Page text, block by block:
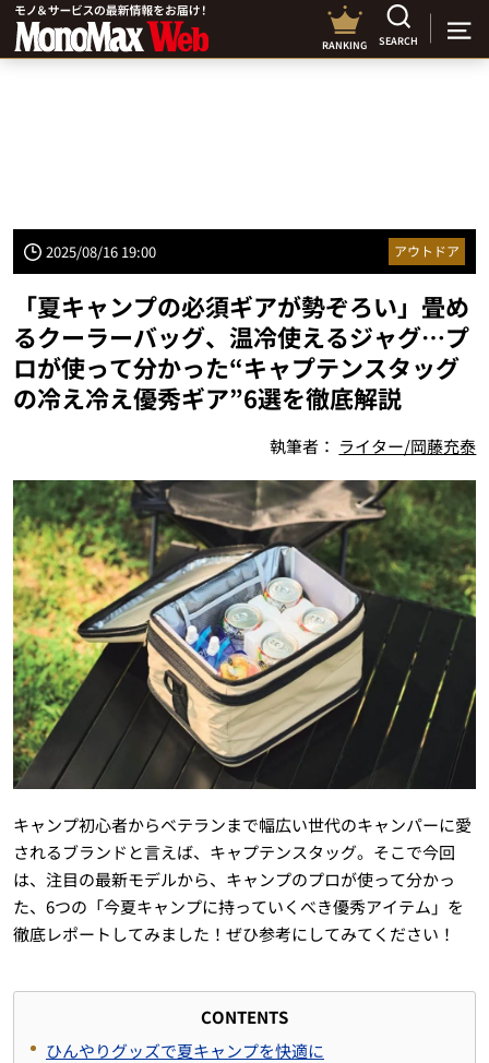
RANKING SEARCH
2025/08/16 19:00 アウトドア
「夏キャンプの必須ギアが勢ぞろい」畳め
るクーラーバッグ、温冷使えるジャグ…プ
ロが使って分かった“キャプテンスタッグ
の冷え冷え優秀ギア”6選を徹底解説
執筆者： ライター/岡藤充泰
キャンプ初心者からベテランまで幅広い世代のキャンパーに愛
されるブランドと言えば、キャプテンスタッグ。そこで今回
は、注目の最新モデルから、キャンプのプロが使って分かっ
た、6つの「今夏キャンプに持っていくべき優秀アイテム」を
徹底レポートしてみました！ぜひ参考にしてみてください！
CONTENTS
ひんやりグッズで夏キャンプを快適に